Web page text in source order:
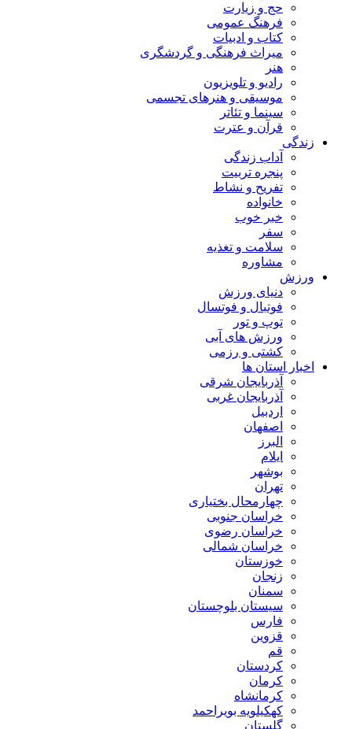
حج و زیارت
فرهنگ عمومی
کتاب و ادبیات
میراث فرهنگی و گردشگری
هنر
رادیو و تلویزیون
موسیقی و هنرهای تجسمی
سینما و تئاتر
قرآن و عترت
زندگی
آداب زندگی
پنجره تربیت
تفریح و نشاط
خانواده
خبر خوب
سفر
سلامت و تغذیه
مشاوره
ورزش
دنیای ورزش
فوتبال و فوتسال
توپ و تور
ورزش های آبی
کشتی و رزمی
اخبار استان ها
آذربایجان شرقی
آذربایجان غربی
اردبیل
اصفهان
البرز
ایلام
بوشهر
تهران
چهارمحال بختیاری
خراسان جنوبی
خراسان رضوی
خراسان شمالی
خوزستان
زنجان
سمنان
سیستان بلوچستان
فارس
قزوین
قم
کردستان
کرمان
کرمانشاه
کهکیلویه بویراحمد
گلستان